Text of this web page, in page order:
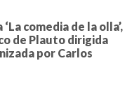
comedia de la olla’,
de Plauto dirigida
por Carlos